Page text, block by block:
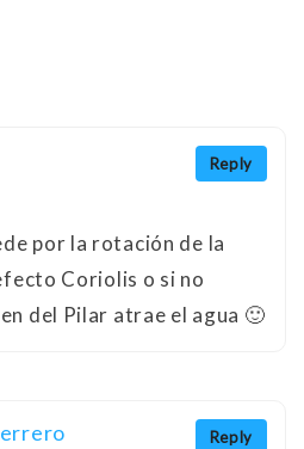
Reply
por la rotación de la
Coriolis o si no
del Pilar atrae el agua 🙂
Reply